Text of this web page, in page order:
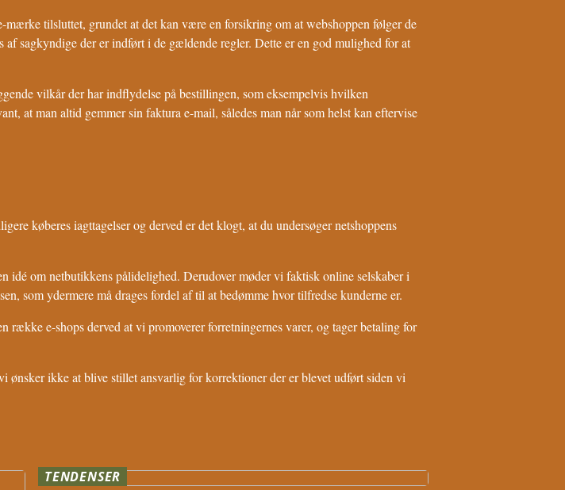
tilsluttet, grundet at det kan være en forsikring om at webshoppen følger de
sagkyndige der er indført i de gældende regler. Dette er en god mulighed for at
vilkår der har indflydelse på bestillingen, som eksempelvis hvilken
at man altid gemmer sin faktura e-mail, således man når som helst kan eftervise
køberes iagttagelser og derved er det klogt, at du undersøger netshoppens
om netbutikkens pålidelighed. Derudover møder vi faktisk online selskaber i
som ydermere må drages fordel af til at bedømme hvor tilfredse kunderne er.
e-shops derved at vi promoverer forretningernes varer, og tager betaling for
ønsker ikke at blive stillet ansvarlig for korrektioner der er blevet udført siden vi
TENDENSER